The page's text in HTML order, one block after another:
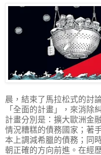
晨，結束了馬拉松式的討
「全面的計畫」，來消除
計畫分別是：擴大歐洲金
情況糟糕的債務國家；著
本上調減希臘的債務；同
朝正確的方向前進。在經